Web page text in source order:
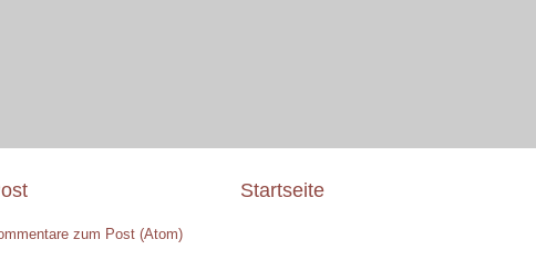
Startseite
zum Post (Atom)